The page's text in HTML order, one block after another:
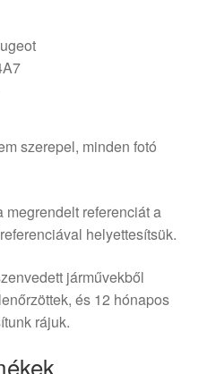
szerepel, minden fotó
megrendelt referenciát a
helyettesítsük.
járművekből
és 12 hónapos
rájuk.